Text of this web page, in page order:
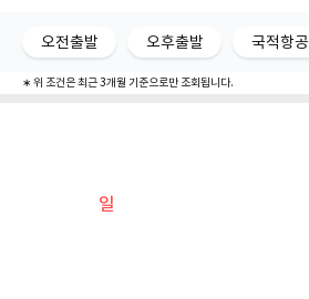
오전출발 오후출발 국적항공
∗ 위 조건은 최근 3개월 기준으로만 조회됩니다.
일